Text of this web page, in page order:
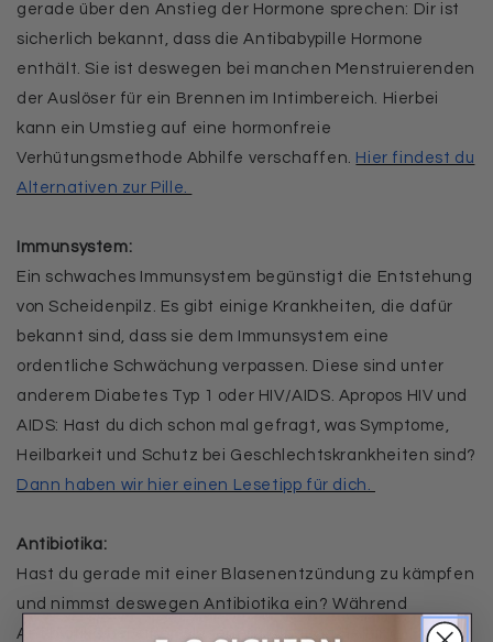
gerade über den Anstieg der Hormone sprechen: Dir ist
sicherlich bekannt, dass die Antibabypille Hormone
enthält. Sie ist deswegen bei manchen Menstruierenden
der Auslöser für ein Brennen im Intimbereich. Hierbei
kann ein Umstieg auf eine hormonfreie
Verhütungsmethode Abhilfe verschaffen. Hier findest du
Alternativen zur Pille.
Immunsystem:
Ein schwaches Immunsystem begünstigt die Entstehung
von Scheidenpilz. Es gibt einige Krankheiten, die dafür
bekannt sind, dass sie dem Immunsystem eine
ordentliche Schwächung verpassen. Diese sind unter
anderem Diabetes Typ 1 oder HIV/AIDS. Apropos HIV und
AIDS: Hast du dich schon mal gefragt, was Symptome,
Heilbarkeit und Schutz bei Geschlechtskrankheiten sind?
Dann haben wir hier einen Lesetipp für dich.
Antibiotika:
Hast du gerade mit einer Blasenentzündung zu kämpfen
und nimmst deswegen Antibiotika ein? Während
Antibiotika bei einer Blasenentzündung Heilung